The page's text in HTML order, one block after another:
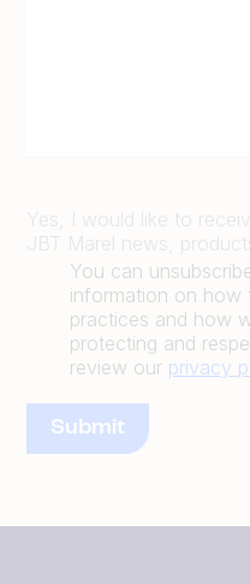
Yes, I would like to
JBT Marel news,
You can
information on how
practices and how
protecting and
review our privacy